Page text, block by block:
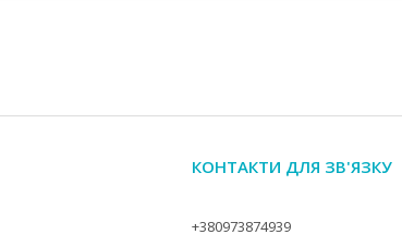
КОНТАКТИ ДЛЯ ЗВ'ЯЗКУ
+380973874939